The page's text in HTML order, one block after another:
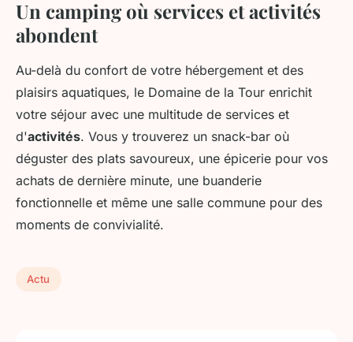
Un camping où services et activités
abondent
Au-delà du confort de votre hébergement et des
plaisirs aquatiques, le Domaine de la Tour enrichit
votre séjour avec une multitude de services et
d'activités. Vous y trouverez un snack-bar où
déguster des plats savoureux, une épicerie pour vos
achats de dernière minute, une buanderie
fonctionnelle et même une salle commune pour des
moments de convivialité.
Actu